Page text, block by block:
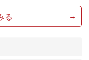
いただける、美しく
心してお過ごしくだ
る